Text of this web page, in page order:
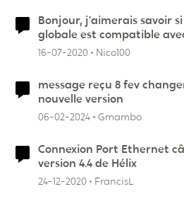
Bonjour, j’aimerais savoir
globale est compatible
16-07-2020 Nico100
message reçu 8 fev
nouvelle version
06-02-2024 Gmambo
Connexion Port Ethernet
version 4.4 de Hélix
24-12-2020 FrancisL